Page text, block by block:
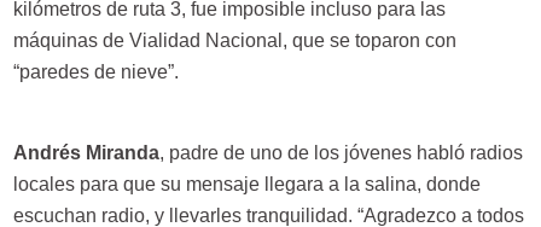
kilómetros de ruta 3, fue imposible incluso para las
máquinas de Vialidad Nacional, que se toparon con
“paredes de nieve”.
Andrés Miranda, padre de uno de los jóvenes habló radios
locales para que su mensaje llegara a la salina, donde
escuchan radio, y llevarles tranquilidad. “Agradezco a todos